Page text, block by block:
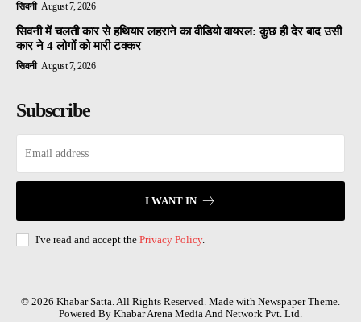
सिवनी August 7, 2026
सिवनी में चलती कार से हथियार लहराने का वीडियो वायरल: कुछ ही देर बाद उसी
कार ने 4 लोगों को मारी टक्कर
सिवनी August 7, 2026
Subscribe
I WANT IN
I've read and accept the Privacy Policy.
© 2026 Khabar Satta. All Rights Reserved. Made with Newspaper Theme.
Powered By Khabar Arena Media And Network Pvt. Ltd.